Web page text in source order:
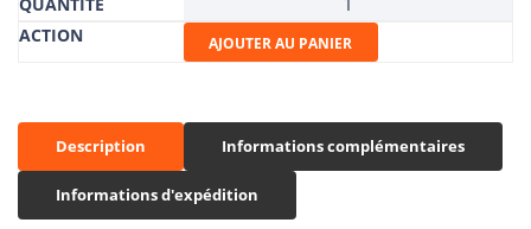
de
Etuis
à
poster"
renforcé
AJOUTER AU PANIER
Description Informations complémentaires
Informations d'expédition